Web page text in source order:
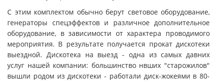
С этим комплектом обычно берут световое оборудование,
генераторы спецэффектов и различное дополнительное
оборудование, в зависимости от характера проводимого
мероприятия. В результате получается прокат дискотеки
выездной. Дискотека на выезд - одна из самых давних
услуг нашей компании: большинство нвших "старожилов"
вышли родом из дискотеки - работали диск-жокеями в 80-